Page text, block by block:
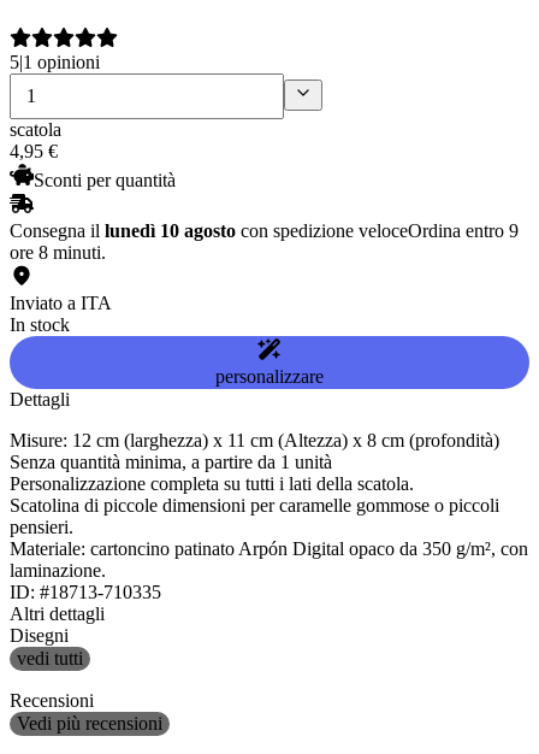
5|1 opinioni
scatola
4,95 €
Sconti per quantità
Consegna il lunedì 10 agosto con spedizione veloceOrdina entro 9
ore 8 minuti.
Inviato a ITA
In stock
personalizzare
Dettagli
Misure: 12 cm (larghezza) x 11 cm (Altezza) x 8 cm (profondità)
Senza quantità minima, a partire da 1 unità
Personalizzazione completa su tutti i lati della scatola.
Scatolina di piccole dimensioni per caramelle gommose o piccoli
pensieri.
Materiale: cartoncino patinato Arpón Digital opaco da 350 g/m², con
laminazione.
ID: #18713-710335
Altri dettagli
Disegni
vedi tutti
Recensioni
Vedi più recensioni